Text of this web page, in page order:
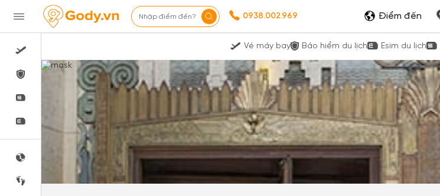
Nhập điểm đến? 0938.002.969 Điểm đến
Vé máy bay Bảo hiểm du lịch Esim du lịch